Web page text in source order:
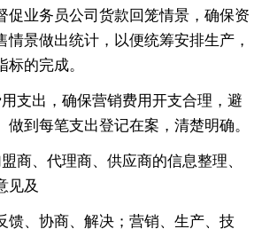
促业务员公司货款回笼情景，确保资
情景做出统计，以便统筹安排生产，
的完成。
出，确保营销费用开支合理，避
做到每笔支出登记在案，清楚明确。
、代理商、供应商的信息整理、
见及
、协商、解决；营销、生产、技